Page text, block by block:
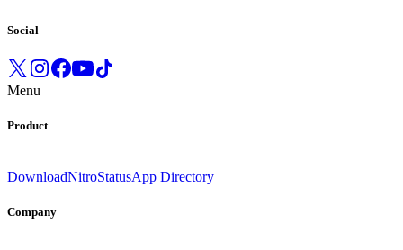
Social
Menu
Product
DownloadNitroStatusApp Directory
Company